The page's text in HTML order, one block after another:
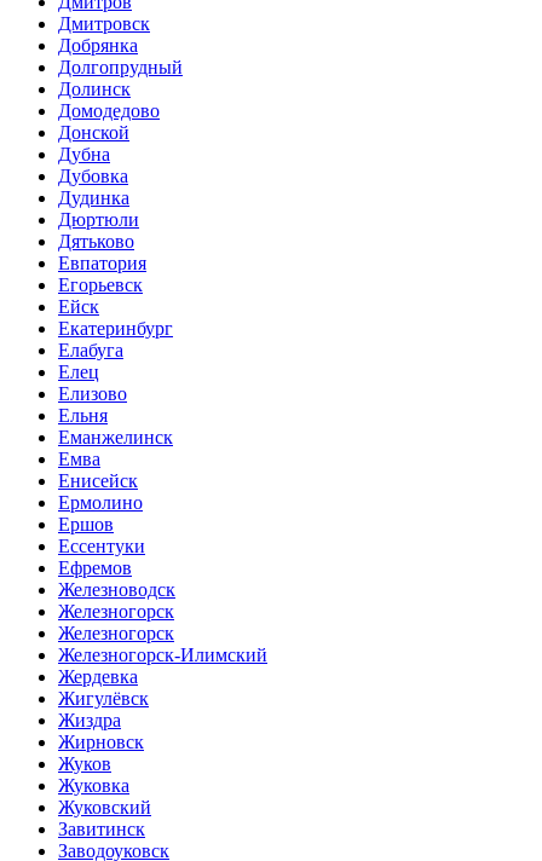
Дмитровск
Добрянка
Долгопрудный
Долинск
Домодедово
Донской
Дубна
Дубовка
Дудинка
Дюртюли
Дятьково
Евпатория
Егорьевск
Ейск
Екатеринбург
Елабуга
Елец
Елизово
Ельня
Еманжелинск
Емва
Енисейск
Ермолино
Ершов
Ессентуки
Ефремов
Железноводск
Железногорск
Железногорск
Железногорск-Илимский
Жердевка
Жигулёвск
Жиздра
Жирновск
Жуков
Жуковка
Жуковский
Завитинск
Заводоуковск